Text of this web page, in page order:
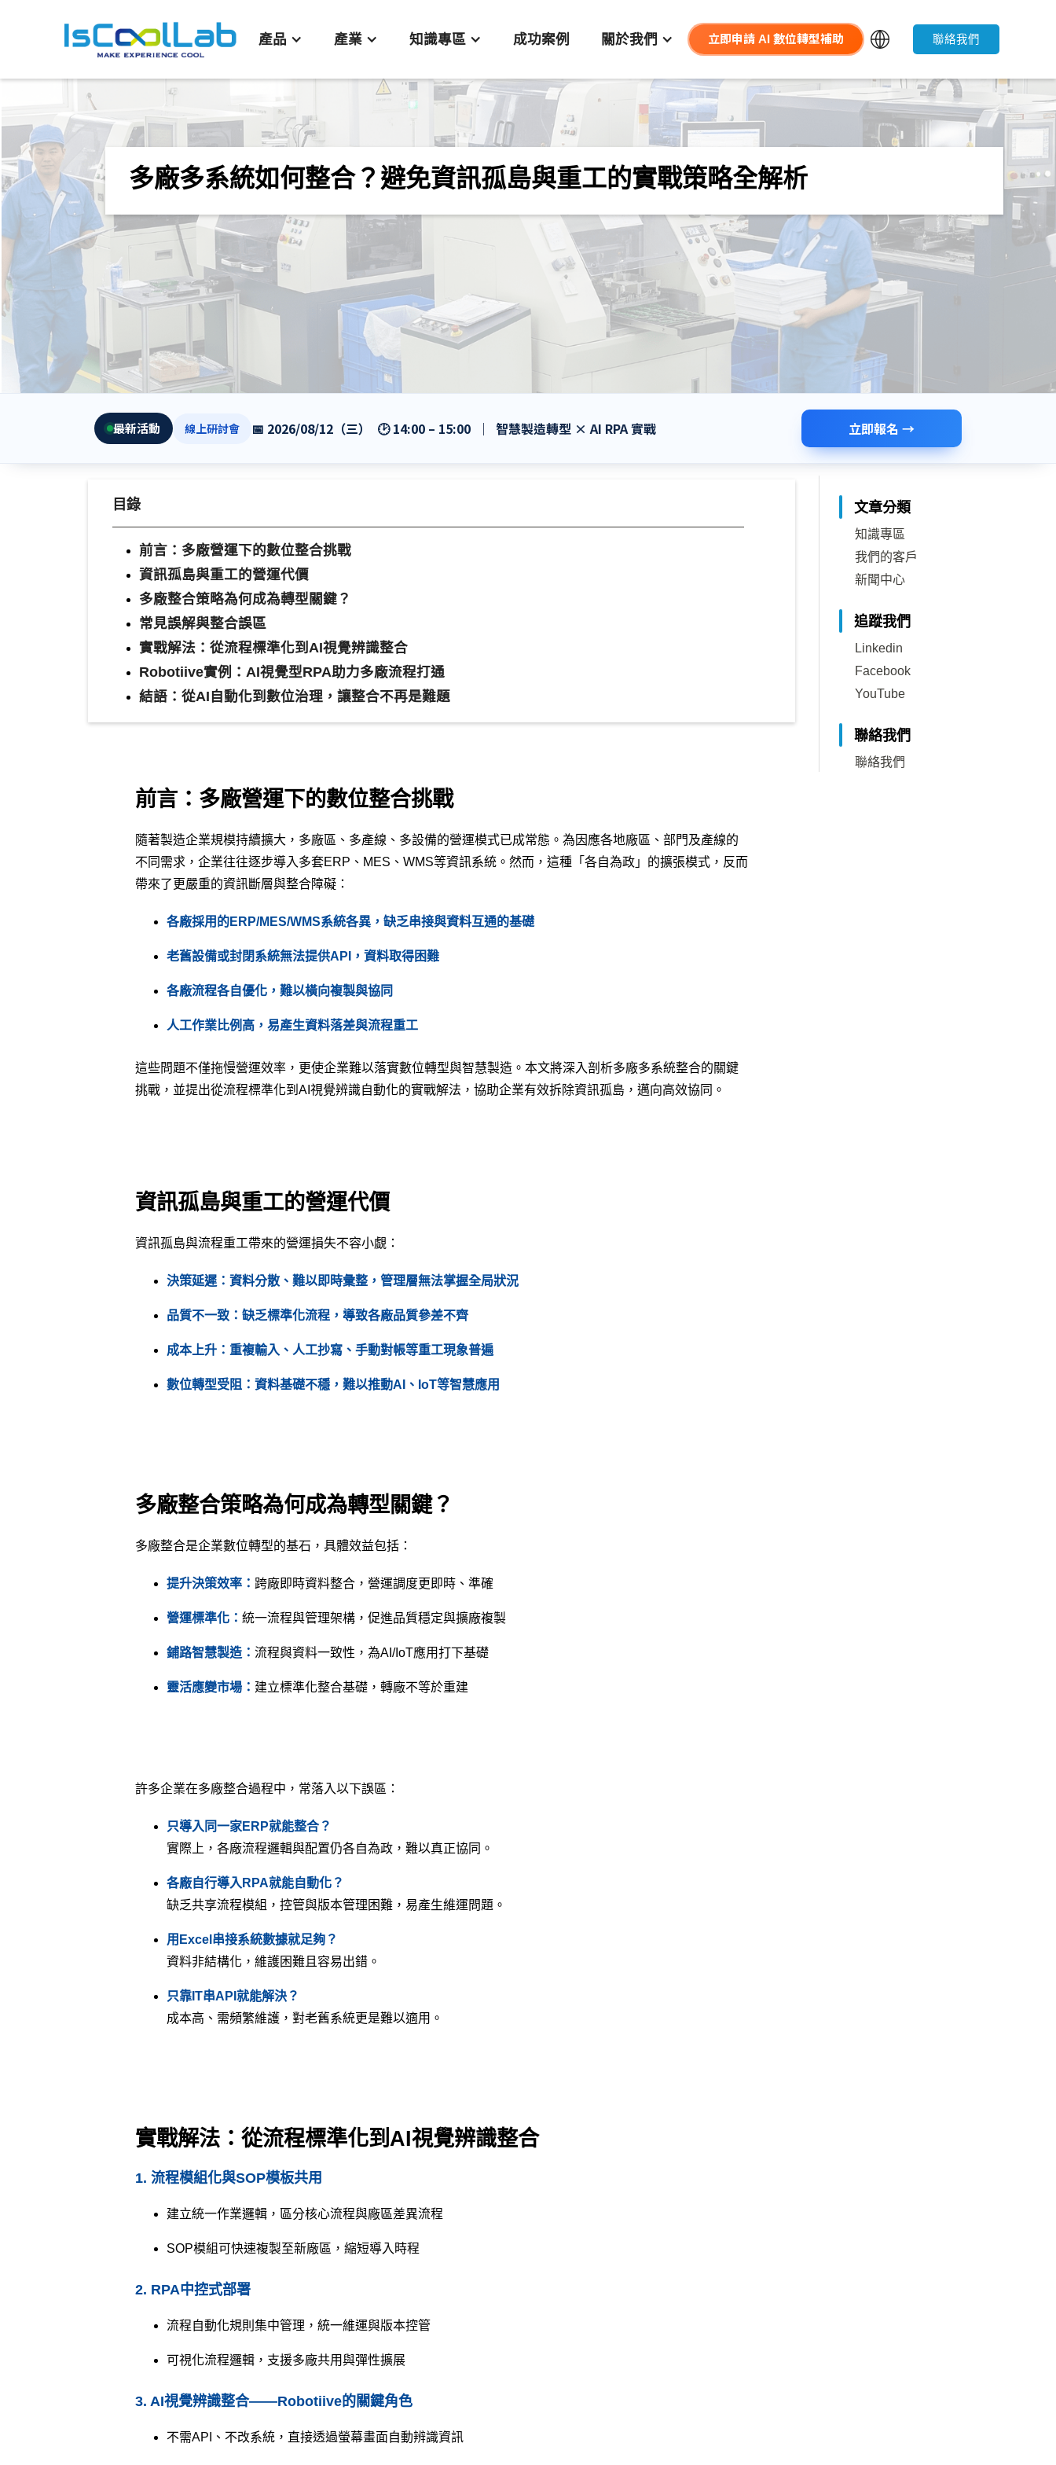
產品 產業 知識專區 成功案例 關於我們 立即申請 AI 數位轉型補助 聯絡我們
多廠多系統如何整合？避免資訊孤島與重工的實戰策略全解析
最新活動 線上研討會 📅 2026/08/12（三） 🕑 14:00 – 15:00 ｜ 智慧製造轉型 × AI RPA 實戰 立即報名 →
目錄
前言：多廠營運下的數位整合挑戰
資訊孤島與重工的營運代價
多廠整合策略為何成為轉型關鍵？
常見誤解與整合誤區
實戰解法：從流程標準化到AI視覺辨識整合
Robotiive實例：AI視覺型RPA助力多廠流程打通
結語：從AI自動化到數位治理，讓整合不再是難題
前言：多廠營運下的數位整合挑戰
隨著製造企業規模持續擴大，多廠區、多產線、多設備的營運模式已成常態。為因應各地廠區、部門及產線的
不同需求，企業往往逐步導入多套ERP、MES、WMS等資訊系統。然而，這種「各自為政」的擴張模式，反而
帶來了更嚴重的資訊斷層與整合障礙：
各廠採用的ERP/MES/WMS系統各異，缺乏串接與資料互通的基礎
老舊設備或封閉系統無法提供API，資料取得困難
各廠流程各自優化，難以橫向複製與協同
人工作業比例高，易產生資料落差與流程重工
這些問題不僅拖慢營運效率，更使企業難以落實數位轉型與智慧製造。本文將深入剖析多廠多系統整合的關鍵
挑戰，並提出從流程標準化到AI視覺辨識自動化的實戰解法，協助企業有效拆除資訊孤島，邁向高效協同。
資訊孤島與重工的營運代價
資訊孤島與流程重工帶來的營運損失不容小覷：
決策延遲：資料分散、難以即時彙整，管理層無法掌握全局狀況
品質不一致：缺乏標準化流程，導致各廠品質參差不齊
成本上升：重複輸入、人工抄寫、手動對帳等重工現象普遍
數位轉型受阻：資料基礎不穩，難以推動AI、IoT等智慧應用
多廠整合策略為何成為轉型關鍵？
多廠整合是企業數位轉型的基石，具體效益包括：
提升決策效率 ： 跨廠即時資料整合，營運調度更即時、準確
營運標準化 ： 統一流程與管理架構，促進品質穩定與擴廠複製
鋪路智慧製造 ： 流程與資料一致性，為AI/IoT應用打下基礎
靈活應變市場 ： 建立標準化整合基礎，轉廠不等於重建
許多企業在多廠整合過程中，常落入以下誤區：
只導入同一家ERP就能整合？
實際上，各廠流程邏輯與配置仍各自為政，難以真正協同。
各廠自行導入RPA就能自動化？
缺乏共享流程模組，控管與版本管理困難，易產生維運問題。
用Excel串接系統數據就足夠？
資料非結構化，維護困難且容易出錯。
只靠IT串API就能解決？
成本高、需頻繁維護，對老舊系統更是難以適用。
實戰解法：從流程標準化到AI視覺辨識整合
1. 流程模組化與SOP模板共用
建立統一作業邏輯，區分核心流程與廠區差異流程
SOP模組可快速複製至新廠區，縮短導入時程
2. RPA中控式部署
流程自動化規則集中管理，統一維運與版本控管
可視化流程邏輯，支援多廠共用與彈性擴展
3. AI視覺辨識整合——Robotiive的關鍵角色
不需API、不改系統，直接透過螢幕畫面自動辨識資訊
文章分類
知識專區
我們的客戶
新聞中心
追蹤我們
Linkedin
Facebook
YouTube
聯絡我們
聯絡我們